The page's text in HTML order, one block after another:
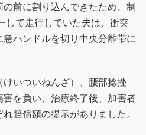
前に割り込んできたため、制
して走行していた夫は、衝突
ハンドルを切り中央分離帯に
いついねんざ）、腰部捻挫
害を負い、治療終了後、加害者
賠償額の提示がありました。